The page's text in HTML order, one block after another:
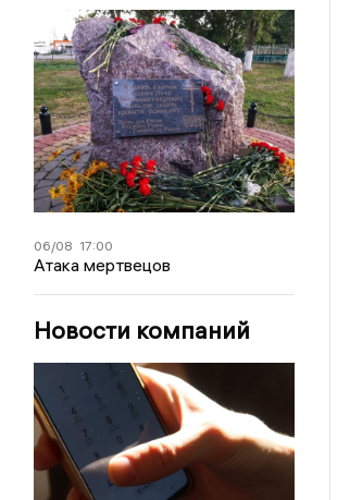
06/08 17:00
Атака мертвецов
Новости компаний